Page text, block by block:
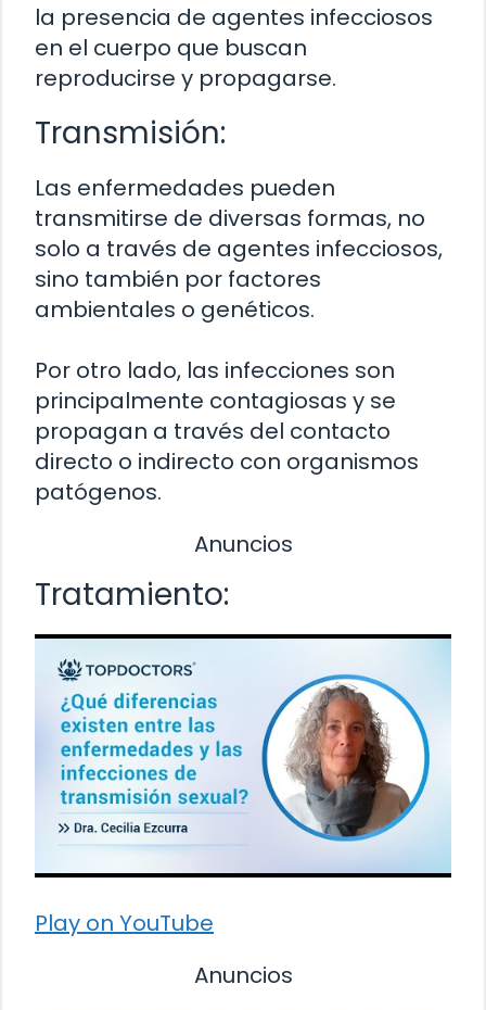
la presencia de agentes infecciosos
en el cuerpo que buscan
reproducirse y propagarse.
Transmisión:
Las enfermedades pueden
transmitirse de diversas formas, no
solo a través de agentes infecciosos,
sino también por factores
ambientales o genéticos.
Por otro lado, las infecciones son
principalmente contagiosas y se
propagan a través del contacto
directo o indirecto con organismos
patógenos.
Anuncios
Tratamiento:
Play on YouTube
Anuncios